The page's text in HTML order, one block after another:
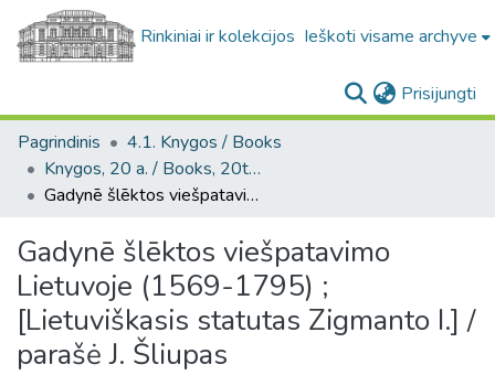
Rinkiniai ir kolekcijos Ieškoti visame archyve
Prisijungti
Pagrindinis
4.1. Knygos / Books
Knygos, 20 a. / Books, 20th century
Gadynē šlēktos viešpatavimo Lietuvoje (1569-1795) ; [Lietuviškasis statutas Zigmanto I.] / parašė J. Šliupas
Gadynē šlēktos viešpatavimo
Lietuvoje (1569-1795) ;
[Lietuviškasis statutas Zigmanto I.] /
parašė J. Šliupas